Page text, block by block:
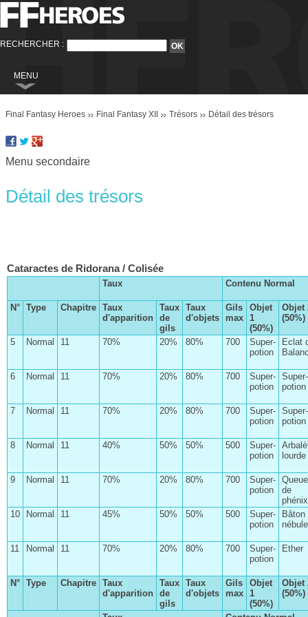
RECHERCHER :
MENU
Final Fantasy VIII
Final Fantasy X
Final Fantasy XIII
Final Fantasy XIII-2
Final Fantasy XIV
Final Fantasy Heroes Final Fantasy XII Trésors Détail des trésors
Menu secondaire
Détail des trésors
Cataractes de Ridorana / Colisée
Taux Contenu Normal
N° Type Chapitre Taux
d'apparition
Taux
de
gils
Taux
d'objets
Gils
max
Objet
1
(50%)
Objet
(50%)
5 Normal 11 70% 20% 80% 700
Super-
potion
Eclat
6 Normal 11 70% 20% 80% 700
Super-
potion
Super-
potion
7 Normal 11 70% 20% 80% 700
Super-
potion
Super-
potion
8 Normal 11 40% 50% 50% 500
Super-
potion
lourde
9 Normal 11 70% 20% 80% 700
Super-
potion
Queue
de
phénix
10
Normal 11 45% 50% 50% 500
Super-
potion
Bâton
11 Normal 11 70% 20% 80% 700
Super-
potion
Ether
N° Type Chapitre Taux
d'apparition
Taux
de
gils
Taux
d'objets
Gils
max
Objet
1
(50%)
Objet
(50%)
Le patient dalmascan
Anne et ses soeurs
L'affaire du Pampa disparu
Le Géodragon